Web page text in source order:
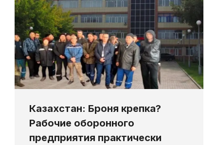
Казахстан: Броня крепка?
Рабочие оборонного
предприятия практически